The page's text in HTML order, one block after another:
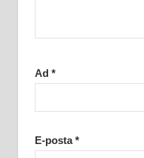
Ad *
E-posta*